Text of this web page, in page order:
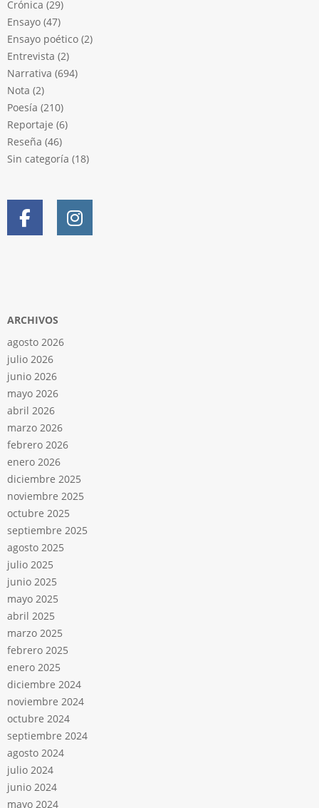
Crónica (29)
Ensayo (47)
Ensayo poético (2)
Entrevista (2)
Narrativa (694)
Nota (2)
Poesía (210)
Reportaje (6)
Reseña (46)
Sin categoría (18)
ARCHIVOS
agosto 2026
julio 2026
junio 2026
mayo 2026
abril 2026
marzo 2026
febrero 2026
enero 2026
diciembre 2025
noviembre 2025
octubre 2025
septiembre 2025
agosto 2025
julio 2025
junio 2025
mayo 2025
abril 2025
marzo 2025
febrero 2025
enero 2025
diciembre 2024
noviembre 2024
octubre 2024
septiembre 2024
agosto 2024
julio 2024
junio 2024
mayo 2024